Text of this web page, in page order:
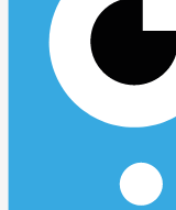
Kreis
Eider- und
Wirtschaftsraum